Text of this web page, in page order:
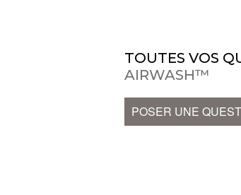
TOUTES VOS
AIRWASH™
POSER UNE